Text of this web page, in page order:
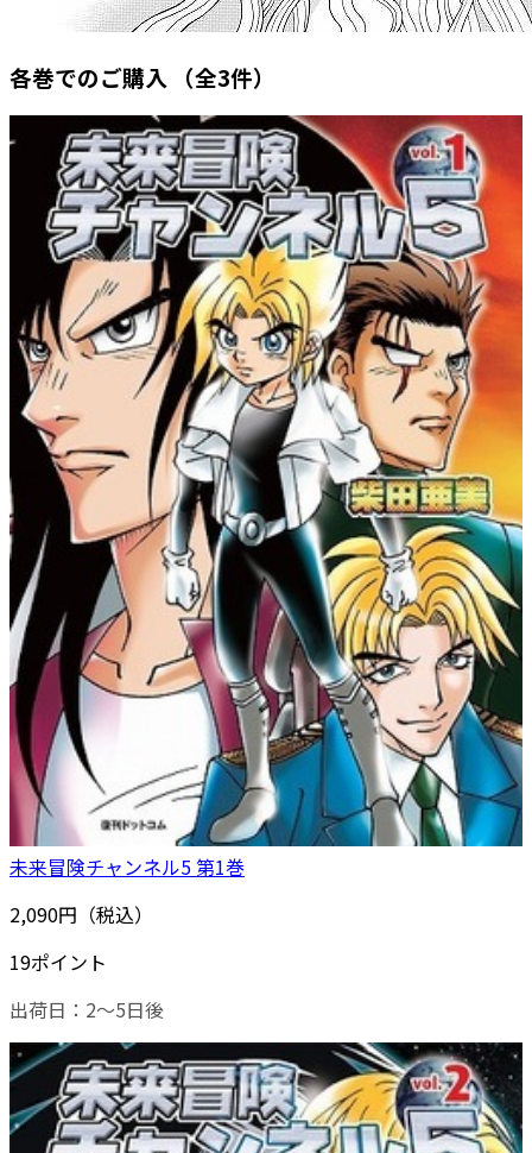
各巻でのご購入 （全3件）
未来冒険チャンネル5 第1巻
2,090円（税込）
19ポイント
出荷日：2～5日後